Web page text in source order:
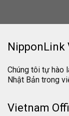
NipponLink
Chúng tôi tự hào
Nhật Bản trong
Vietnam